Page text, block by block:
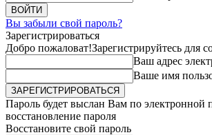
Вы забыли свой пароль?
Зарегистрироваться
Добро пожаловат!Зарегистрируйтесь для
Ваш адрес
Ваше имя
Пароль будет выслан Вам по электронной
восстановление пароля
Восстановите свой пароль